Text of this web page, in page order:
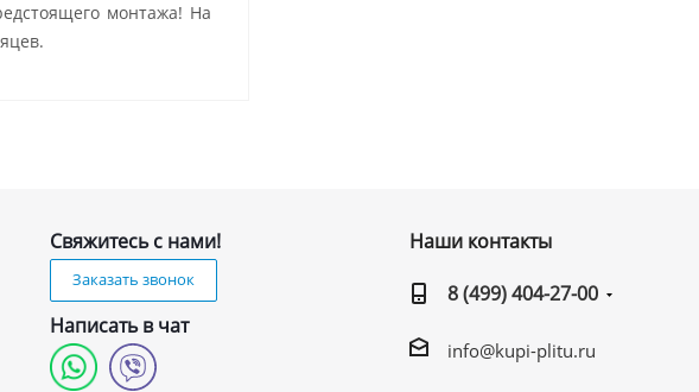
монтажа! На
Свяжитесь с нами!
Заказать звонок
Написать в чат
Наши контакты
8 (499) 404-27-00
info@kupi-plitu.ru